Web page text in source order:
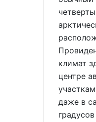
климат
центре
даже в